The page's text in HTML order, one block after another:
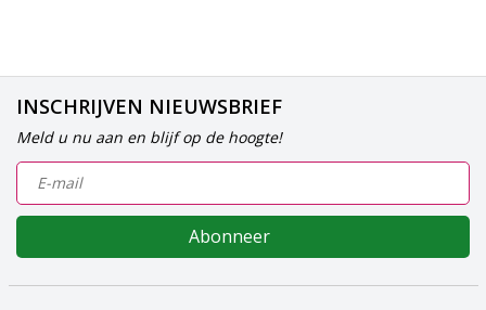
INSCHRIJVEN NIEUWSBRIEF
Meld u nu aan en blijf op de hoogte!
Abonneer